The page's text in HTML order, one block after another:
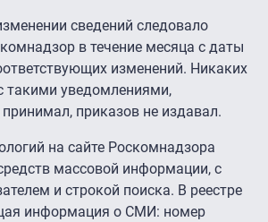
сведений следовало
в течение месяца с даты
изменений. Никаких
такими уведомлениями,
приказов не издавал.
на сайте Роскомнадзора
массовой информации, с
и строкой поиска. В реестре
информация о СМИ: номер